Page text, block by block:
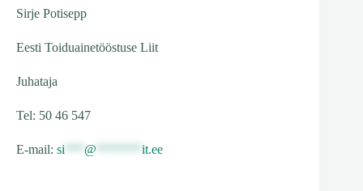
Sirje Potisepp
Eesti Toiduainetööstuse Liit
Juhataja
Tel: 50 46 547
E-mail: si @ it.ee